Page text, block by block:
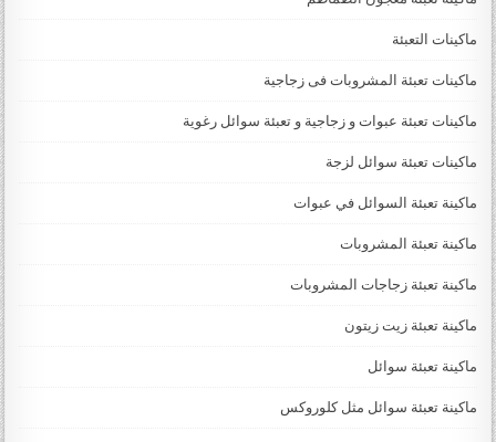
ماكينات التعبئة
ماكينات تعبئة المشروبات فى زجاجية
ماكينات تعبئة عبوات و زجاجية و تعبئة سوائل رغوية
ماكينات تعبئة سوائل لزجة
‏‏‏ماكينة تعبئة السوائل في عبوات
ماكينة تعبئة المشروبات
ماكينة تعبئة زجاجات المشروبات
ماكينة تعبئة زيت زيتون
ماكينة تعبئة سوائل
ماكينة تعبئة سوائل مثل كلوروكس